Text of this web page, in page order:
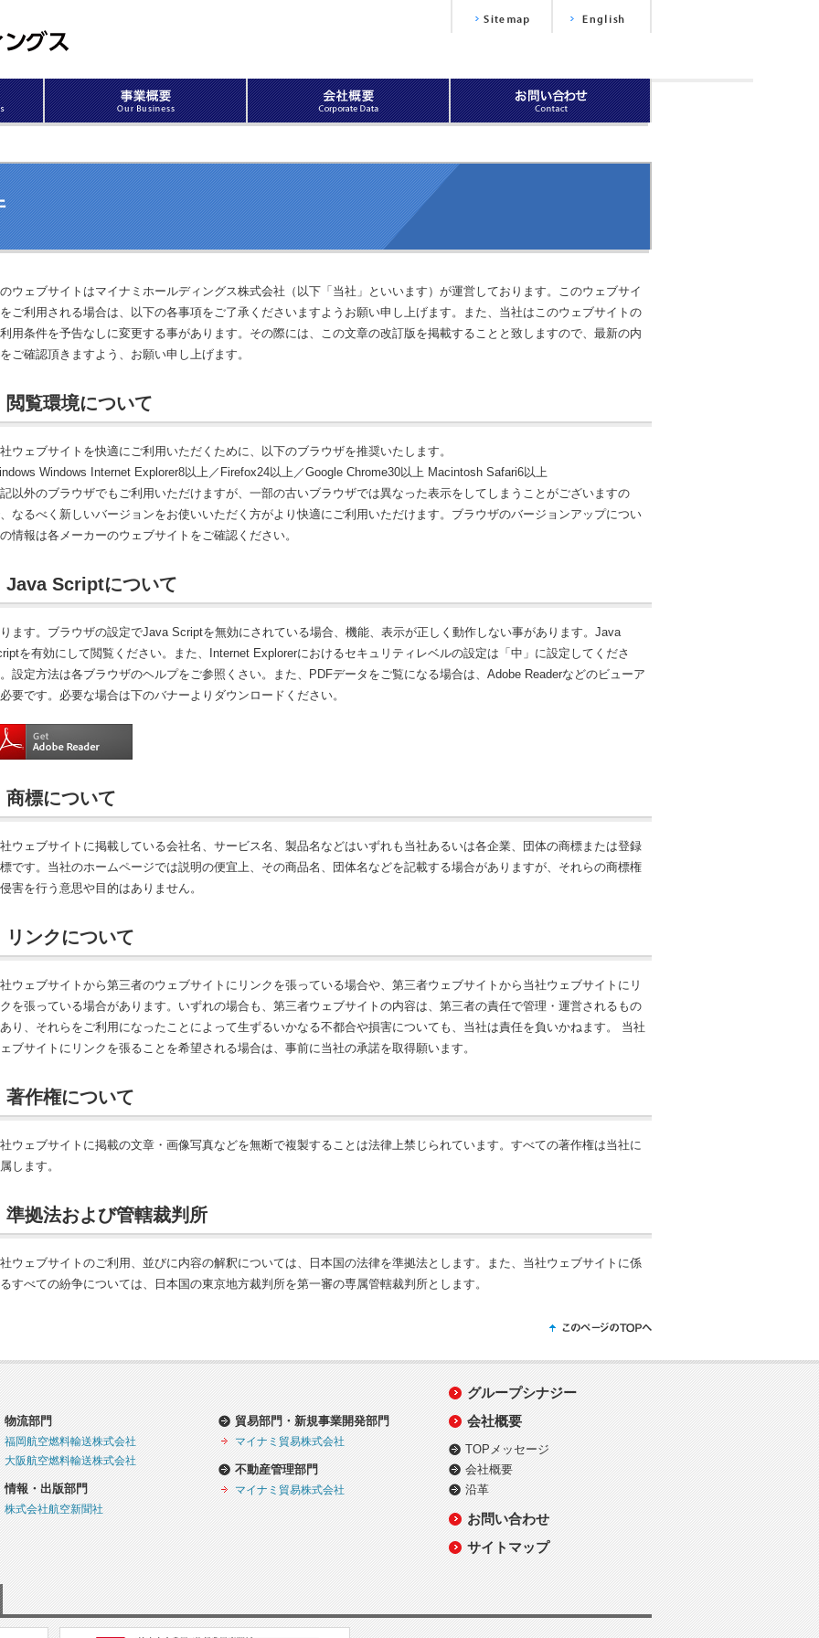
ウェブサイトはマイナミホールディングス株式会社（以下「当社」といいます）が運営しております。このウェブサイ
をご利用される場合は、以下の各事項をご了承くださいますようお願い申し上げます。また、当社はこのウェブサイトの
用条件を予告なしに変更する事があります。その際には、この文章の改訂版を掲載することと致しますので、最新の内
ご確認頂きますよう、お願い申し上げます。
閲覧環境について
ウェブサイトを快適にご利用いただくために、以下のブラウザを推奨いたします。
Windows Internet Explorer8以上／Firefox24以上／Google Chrome30以上 Macintosh Safari6以上
以外のブラウザでもご利用いただけますが、一部の古いブラウザでは異なった表示をしてしまうことがございますの
なるべく新しいバージョンをお使いいただく方がより快適にご利用いただけます。ブラウザのバージョンアップについ
情報は各メーカーのウェブサイトをご確認ください。
Java Scriptについて
ます。ブラウザの設定でJava Scriptを無効にされている場合、機能、表示が正しく動作しない事があります。Java
を有効にして閲覧ください。また、Internet Explorerにおけるセキュリティレベルの設定は「中」に設定してくださ
設定方法は各ブラウザのヘルプをご参照くさい。また、PDFデータをご覧になる場合は、Adobe Readerなどのビューア
要です。必要な場合は下のバナーよりダウンロードください。
商標について
ウェブサイトに掲載している会社名、サービス名、製品名などはいずれも当社あるいは各企業、団体の商標または登録
です。当社のホームページでは説明の便宜上、その商品名、団体名などを記載する場合がありますが、それらの商標権
害を行う意思や目的はありません。
リンクについて
ウェブサイトから第三者のウェブサイトにリンクを張っている場合や、第三者ウェブサイトから当社ウェブサイトにリ
を張っている場合があります。いずれの場合も、第三者ウェブサイトの内容は、第三者の責任で管理・運営されるもの
り、それらをご利用になったことによって生ずるいかなる不都合や損害についても、当社は責任を負いかねます。 当社
ブサイトにリンクを張ることを希望される場合は、事前に当社の承諾を取得願います。
著作権について
ウェブサイトに掲載の文章・画像写真などを無断で複製することは法律上禁じられています。すべての著作権は当社に
します。
準拠法および管轄裁判所
ウェブサイトのご利用、並びに内容の解釈については、日本国の法律を準拠法とします。また、当社ウェブサイトに係
すべての紛争については、日本国の東京地方裁判所を第一審の専属管轄裁判所とします。
物流部門
福岡航空燃料輸送株式会社
大阪航空燃料輸送株式会社
情報・出版部門
株式会社航空新聞社
貿易部門・新規事業開発部門
マイナミ貿易株式会社
不動産管理部門
マイナミ貿易株式会社
グループシナジー
会社概要
TOPメッセージ
会社概要
沿革
お問い合わせ
サイトマップ